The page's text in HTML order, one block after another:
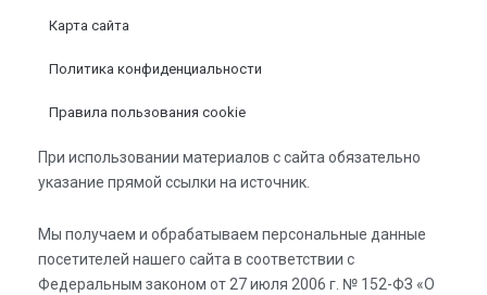
Карта сайта
Политика конфиденциальности
Правила пользования cookie
При использовании материалов с сайта обязательно
указание прямой ссылки на источник.
Мы получаем и обрабатываем персональные данные
посетителей нашего сайта в соответствии с
Федеральным законом от 27 июля 2006 г. № 152-ФЗ «О